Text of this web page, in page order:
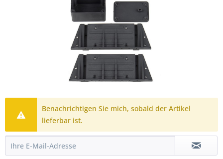
Benachrichtigen Sie mich, sobald der Artikel
lieferbar ist.